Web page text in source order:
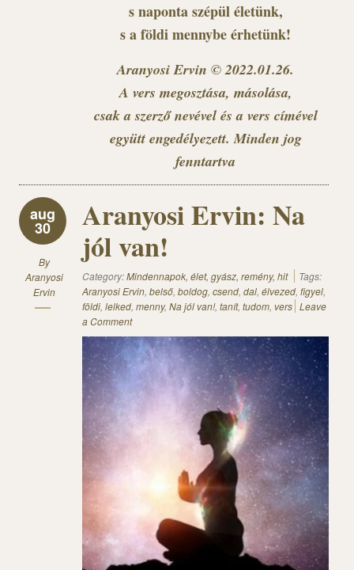
s naponta szépül életünk,
s a földi mennybe érhetünk!
Aranyosi Ervin © 2022.01.26.
A vers megosztása, másolása,
csak a szerző nevével és a vers címével
együtt engedélyezett. Minden jog
fenntartva
aug
30
By
Aranyosi
Ervin
Aranyosi Ervin: Na
jól van!
Category:Mindennapok, élet, gyász, remény, hit
Tags:
Aranyosi Ervin, belső, boldog, csend, dal, élvezed, figyel,
földi, lelked, menny, Na jól van!, tanít, tudom, vers Leave
a Comment